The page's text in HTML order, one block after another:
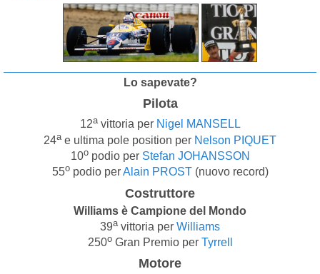
Lo sapevate?
Pilota
12avittoria per Nigel MANSELL
24ae ultima pole position per Nelson PIQUET
10opodio per Stefan JOHANSSON
55opodio perAlain PROST (nuovo record)
Costruttore
Williams è Campione del Mondo
39avittoria per Williams
250oGran Premio per Tyrrell
Motore